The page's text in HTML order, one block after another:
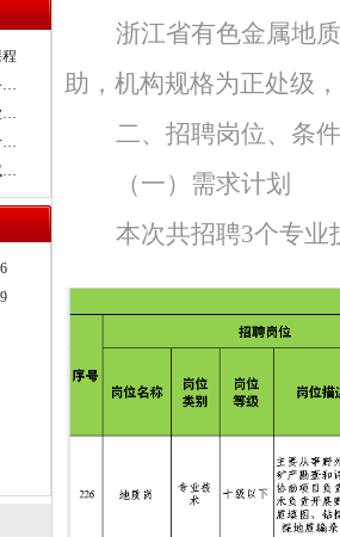
…
…
…
…
浙江省有色金属地
助，机构规格为正处级
二、招聘岗位、条
（一）需求计划
本次共招聘3个专业